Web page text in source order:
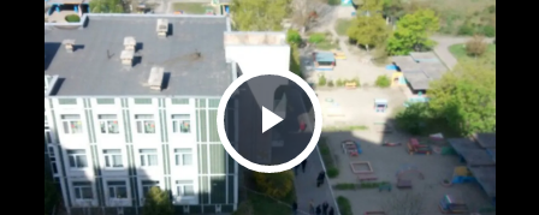
Play Video